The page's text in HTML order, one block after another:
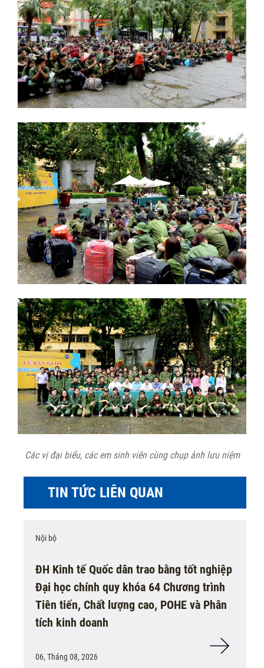
Các vị đại biểu, các em sinh viên cùng chụp ảnh lưu niệm
TIN TỨC LIÊN QUAN
Nội bộ
ĐH Kinh tế Quốc dân trao bằng tốt nghiệp
Đại học chính quy khóa 64 Chương trình
Tiên tiến, Chất lượng cao, POHE và Phân
tích kinh doanh
06, Tháng 08, 2026